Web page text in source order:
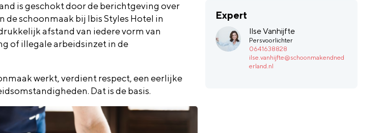
is geschokt door de berichtgeving over
de schoonmaak bij Ibis Styles Hotel in
afstand van iedere vorm van
of illegale arbeidsinzet in de
werkt, verdient respect, een eerlijke
Dat is de basis.
Expert
Ilse Vanhijfte
Persvoorlichter
0641638828
ilse.vanhijfte@schoonmakendned
erland.nl